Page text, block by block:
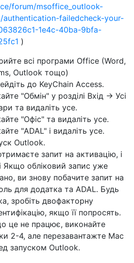
forum/msoffice_outlook-
authentication-failedcheck-your-
1e4c-40ba-9bfa-
)
всі програми Office (Word,
Outlook тощо)
до KeyChain Access.
"Обмін" у розділі Вхід -> Усі
та видаліть усе.
"Офіс" та видаліть усе.
"ADAL" і видаліть усе.
Outlook.
запит на активацію, і
Якщо обліковий запис уже
ви знову побачите запит на
для додатка та ADAL. Будь
зробіть двофакторну
якщо її попросять.
це не працює, виконайте
2-4, але перезавантажте Mac
запуском Outlook.